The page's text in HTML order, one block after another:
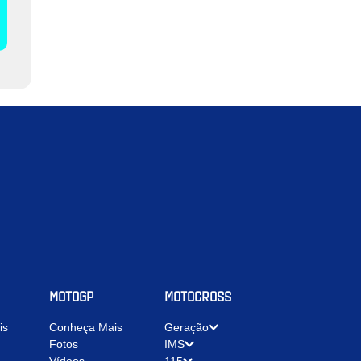
MOTOGP
Conheça Mais
Fotos
MOTOCROSS
Geração
IMS